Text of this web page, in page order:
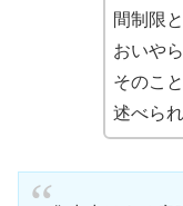
間制限
おいや
そのこ
述べら